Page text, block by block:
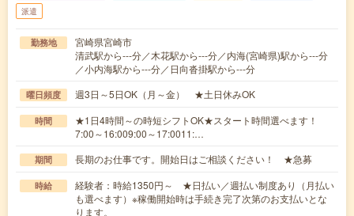
派遣
勤務地
宮崎県宮崎市
清武駅から---分／木花駅から---分／内海(宮崎県)駅から---分
／小内海駅から---分／日向沓掛駅から---分
曜日頻度 週3日～5日OK（月～金） ★土日休みOK
時間
★1日4時間～の時短シフトOK★スタート時間選べます！
7:00～16:009:00～17:0011:…
期間 長期のお仕事です。開始日はご相談ください！ ★急募
時給
経験者：時給1350円～ ★日払い／週払い制度あり（月払い
も選べます）※稼働開始時は手続き完了次第のお支払いとな
ります。